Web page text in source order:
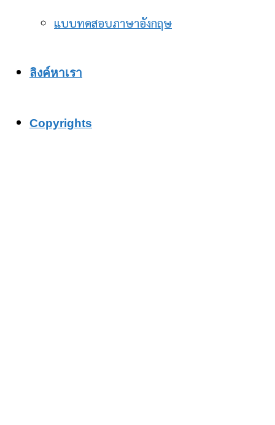
แบบทดสอบภาษาอังกฤษ
ลิงค์หาเรา
Copyrights